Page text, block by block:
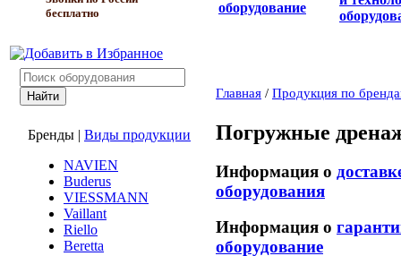
бесплатно
оборудование
Бренды | Виды продукции
NAVIEN
Buderus
VIESSMANN
Vaillant
Riello
Beretta
Главная / Продукция по
Погружные
Информация о
оборудования
Информация о
оборудование